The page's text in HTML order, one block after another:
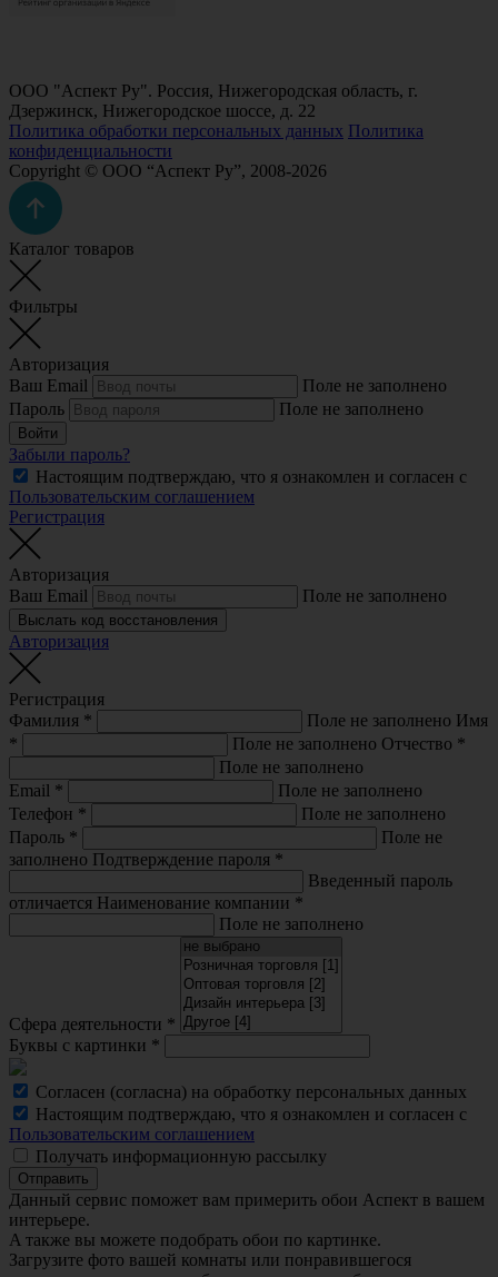
ООО "Аспект Ру". Россия, Нижегородская область, г.
Дзержинск, Нижегородское шоссе, д. 22
Политика обработки персональных данных Политика
конфиденциальности
Copyright © ООО “Аспект Ру”, 2008-2026
Каталог товаров
Фильтры
Авторизация
Ваш Email
Поле не заполнено
Пароль
Поле не заполнено
Войти
Забыли пароль?
Настоящим подтверждаю, что я ознакомлен и согласен с
Пользовательским соглашением
Регистрация
Авторизация
Ваш Email
Поле не заполнено
Выслать код восстановления
Авторизация
Регистрация
Фамилия * Поле не заполнено Имя
*
Поле не заполнено Отчество *
Поле не заполнено
Email *
Поле не заполнено
Телефон *
Поле не заполнено
Пароль *
Поле не
заполнено Подтверждение пароля *
Введенный пароль
отличается Наименование компании *
Поле не заполнено
Сфера деятельности *
Буквы с картинки *
Согласен (согласна) на обработку персональных данных
Настоящим подтверждаю, что я ознакомлен и согласен с
Пользовательским соглашением
Получать информационную рассылку
Отправить
Данный сервис поможет вам примерить обои Аспект в вашем
интерьере.
A также вы можете подобрать обои по картинке.
Загрузите фото вашей комнаты или понравившегося